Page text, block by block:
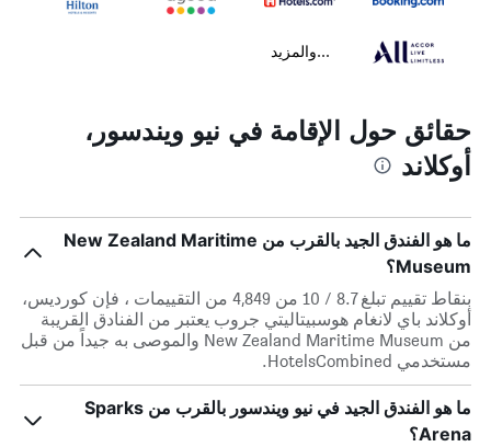
...والمزيد
حقائق حول الإقامة في نيو ويندسور،
أوكلاند
ما هو الفندق الجيد بالقرب من New Zealand Maritime
Museum؟
بنقاط تقييم تبلغ 8.7 / 10 من 4,849 من التقييمات ، فإن كورديس،
أوكلاند باي لانغام هوسبيتاليتي جروب يعتبر من الفنادق القريبة
من New Zealand Maritime Museum والموصى به جيداً من قبل
مستخدمي HotelsCombined.
ما هو الفندق الجيد في نيو ويندسور بالقرب من Sparks
Arena؟